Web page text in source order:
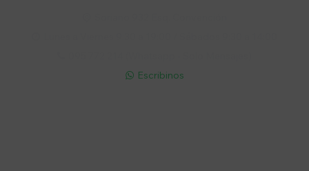
 Escribinos